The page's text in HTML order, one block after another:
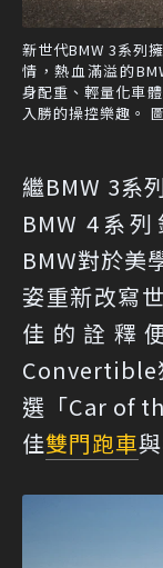
新世代BMW 3系列
情，熱血滿溢的
身配重、輕量化車
入勝的操控樂趣。
繼BMW 3系
BMW 4系
BMW對於美
姿重新改寫
佳的詮釋
Convertible
選「Car of
佳雙門跑車